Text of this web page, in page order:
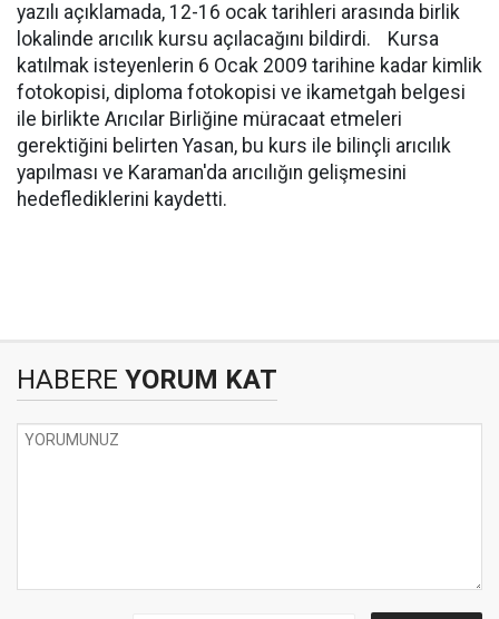
yazılı açıklamada, 12-16 ocak tarihleri arasında birlik
lokalinde arıcılık kursu açılacağını bildirdi. Kursa
katılmak isteyenlerin 6 Ocak 2009 tarihine kadar kimlik
fotokopisi, diploma fotokopisi ve ikametgah belgesi
ile birlikte Arıcılar Birliğine müracaat etmeleri
gerektiğini belirten Yasan, bu kurs ile bilinçli arıcılık
yapılması ve Karaman'da arıcılığın gelişmesini
hedeflediklerini kaydetti.
HABERE YORUM KAT